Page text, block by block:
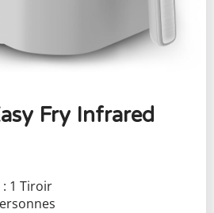
Fry Infrared
1 Tiroir